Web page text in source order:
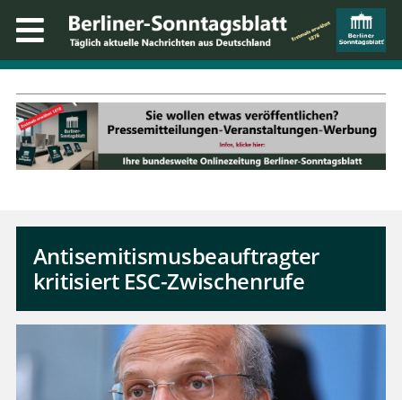
Antisemitismusbeauftragter
kritisiert ESC-Zwischenrufe